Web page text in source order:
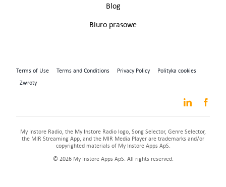
Blog
Biuro prasowe
Terms of Use Terms and Conditions Privacy Policy
Polityka cookies
Zwroty
My Instore Radio, the My Instore Radio logo, Song Selector, Genre Selector,
the MIR Streaming App, and the MIR Media Player are trademarks and/or
copyrighted materials of My Instore Apps ApS.
© 2026 My Instore Apps ApS. All rights reserved.